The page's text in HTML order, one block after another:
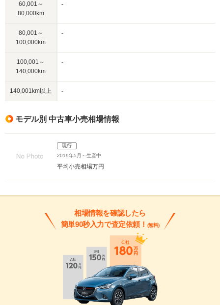
60,001～
80,000km
-
80,001～
100,000km
-
100,001～
140,000km
-
140,001km以上 -
モデル別 中古車小売相場情報
現行
2019年5月～生産中
平均小売相場万円
相場情報を確認したら
簡単90秒入力で査定依頼！ (無料)